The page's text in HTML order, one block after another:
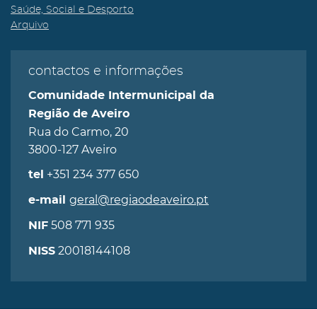
Saúde, Social e Desporto
Arquivo
contactos e informações
Comunidade Intermunicipal da
Região de Aveiro
Rua do Carmo, 20
3800-127 Aveiro
tel +351 234 377 650
e-mail geral@regiaodeaveiro.pt
NIF 508 771 935
NISS 20018144108